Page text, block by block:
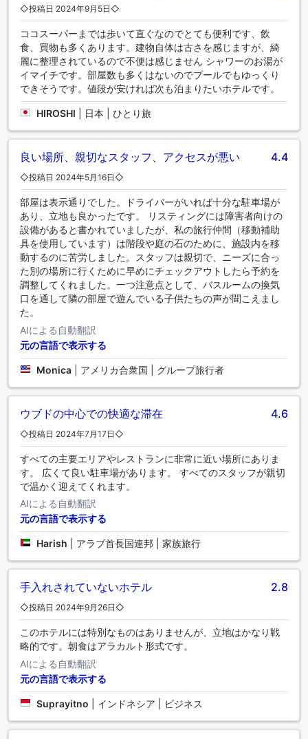
◇投稿日 2024年9月5日◇
ココスーパーまでは歩いて直ぐなのでとても便利です、飲
食、買物も多くあります。建物自体は古さを感じますが、綺
麗に整理されているので不便は感じません シャワーのお湯が
イマイチです。部屋数も多くはないのでプールでもゆっくり
できそうです。値段が安ければ次も泊まりたいホテルです。
HIROSHI 日本 | ひとり旅
良い場所、親切なスタッフ、アクセスが悪い 4.4
◇投稿日 2024年5月16日◇
部屋は表示通りでした。ドライバーがいれば十分な駐車場が
あり、立地も良かったです。 リスティングには障害者向けの
設備があると書かれていましたが、私の旅行仲間（移動補助
具を使用しています）は階段や庭の石のために、施設内を移
動するのに苦労しました。スタッフは親切で、ニーズに合っ
た別の場所に行くために早めにチェックアウトしたら予約を
調整してくれました。一つ注意点として、バスルームの換気
口を通して隣の部屋で遊んでいる子供たちの声が聞こえまし
た。
AIによる自動翻訳
元の言語で表示する
Monica アメリカ合衆国 | グループ旅行者
ウブドの中心での快適な滞在 4.6
◇投稿日 2024年7月17日◇
すべての主要エリアやレストランに非常に近い場所にありま
す。 広くて良い駐車場があります。 すべてのスタッフが親切
で温かく迎えてくれます。
AIによる自動翻訳
元の言語で表示する
Harish アラブ首長国連邦 | 家族旅行
手入れされていないホテル 2.8
◇投稿日 2024年9月26日◇
このホテルには特別なものはありませんが、立地はかなり戦
略的です。朝食はアラカルト形式です。
AIによる自動翻訳
元の言語で表示する
Suprayitno インドネシア | ビジネス